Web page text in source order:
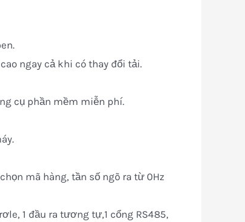
ngay cả khi có thay đổi tải.
cụ phần mềm miễn phí.
mã hàng, tần số ngõ ra từ 0Hz
1 đầu ra tương tự,1 cổng RS485,